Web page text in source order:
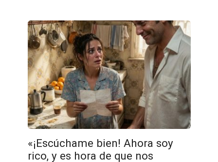
«¡Escúchame bien! Ahora soy
rico, y es hora de que nos